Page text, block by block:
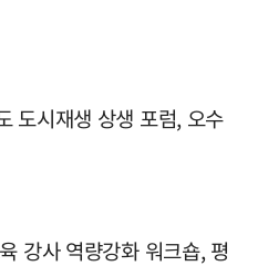
도시재생 상생 포럼, 오수
강사 역량강화 워크숍, 평